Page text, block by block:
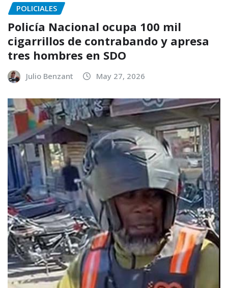
POLICIALES
Policía Nacional ocupa 100 mil
cigarrillos de contrabando y apresa
tres hombres en SDO
Julio Benzant May 27, 2026